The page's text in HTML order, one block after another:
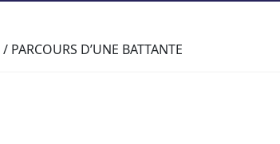
/ PARCOURS D’UNE BATTANTE